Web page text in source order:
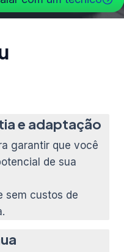
e adaptação
garantir que você
de sua
sem custos de